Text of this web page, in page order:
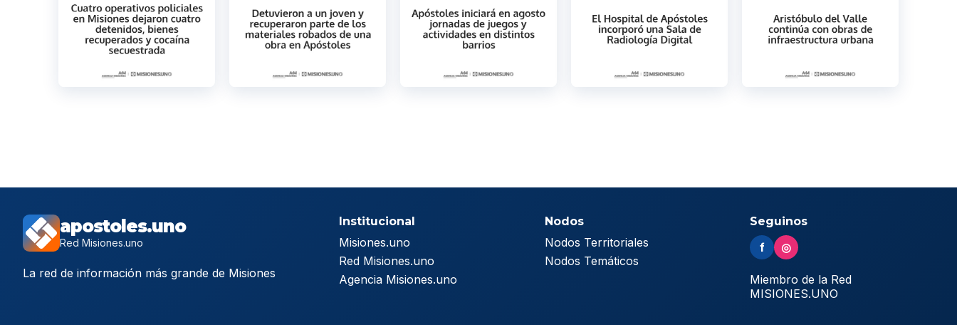
apostoles.uno
Red Misiones.uno
La red de información más grande de Misiones
Institucional
Misiones.uno
Red Misiones.uno
Agencia Misiones.uno
Nodos
Nodos Territoriales
Nodos Temáticos
Seguinos
f ◎
Miembro de la Red
MISIONES.UNO